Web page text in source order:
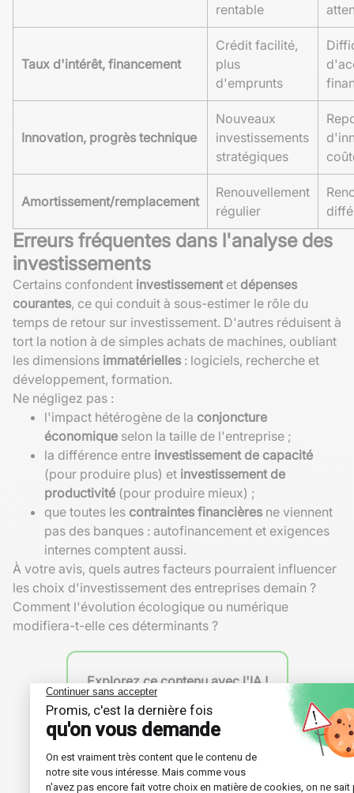
rentable
Taux d'intérêt, financement
Crédit facilité,
plus
d'emprunts
Innovation, progrès technique
Nouveaux
investissements
stratégiques
Amortissement/remplacement
Renouvellement
régulier
Erreurs fréquentes dans l'analyse des
investissements
Certains confondent investissementet dépenses
courantes, ce qui conduit à sous-estimer le rôle du
temps de retour sur investissement. D'autres réduisent à
tort la notion à de simples achats de machines, oubliant
les dimensions immatérielles : logiciels, recherche et
développement, formation.
Ne négligez pas :
l'impact hétérogène de la conjoncture
économique selon la taille de l'entreprise ;
la différence entre investissement de capacité
(pour produire plus) et investissement de
productivité (pour produire mieux) ;
que toutes les contraintes financières ne viennent
pas des banques : autofinancement et exigences
internes comptent aussi.
À votre avis, quels autres facteurs pourraient influencer
les choix d'investissement des entreprises demain ?
Comment l'évolution écologique ou numérique
modifiera-t-elle ces déterminants ?
Explorez ce contenu avec l'IA !
ChatGPT
Perplexity